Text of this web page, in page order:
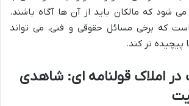
شود که مالکان باید از آن ها آگاه باشند.
که برخی مسائل حقوقی و فنی، می تواند
پیچیده تر کند.
املاک قولنامه ای: شاهدی